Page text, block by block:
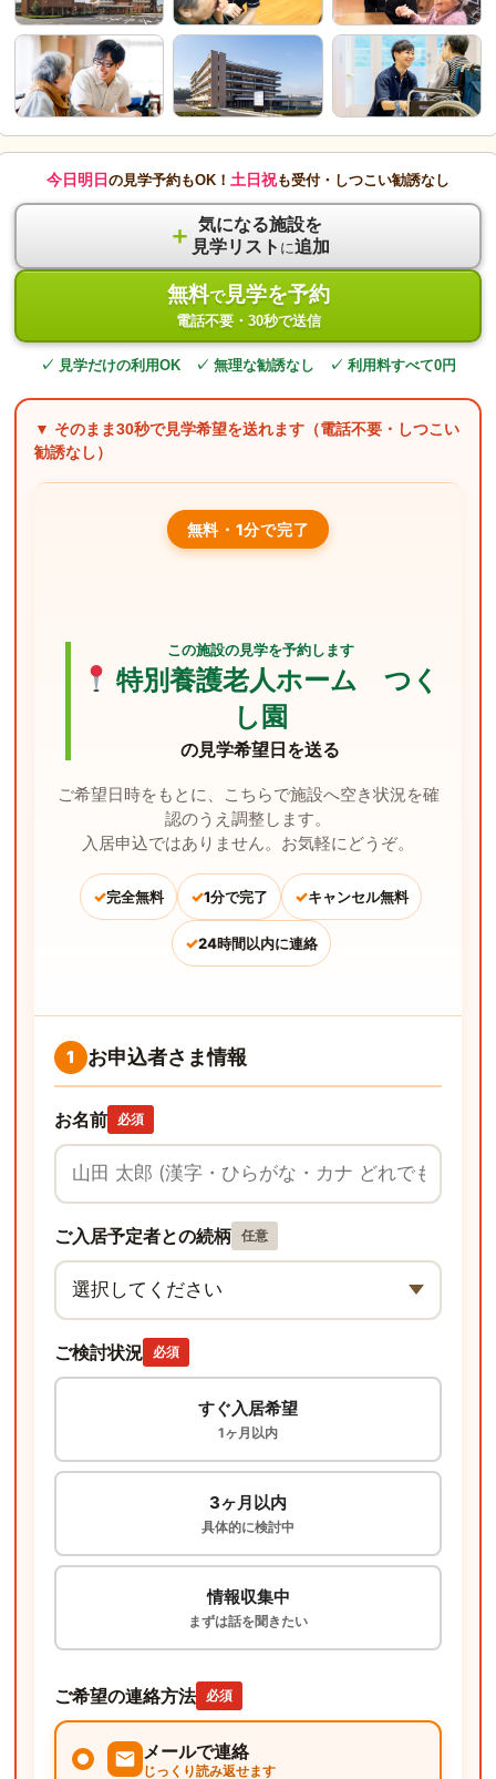
今日明日 の見学予約もOK！ 土日祝も受付・しつこい勧誘なし
＋ 気になる施設を
見学リスト に追加
無料で見学を予約
電話不要・30秒で送信
✓ 見学だけの利用OK ✓ 無理な勧誘なし ✓ 利用料すべて0円
▼ そのまま30秒で見学希望を送れます（電話不要・しつこい
勧誘なし）
無料・1分で完了
この施設の見学を予約します
特別養護老人ホーム つく
し園
の見学希望日を送る
ご希望日時をもとに、こちらで施設へ空き状況を確
認のうえ調整します。
入居申込ではありません。お気軽にどうぞ。
✓完全無料 ✓1分で完了 ✓キャンセル無料
✓24時間以内に連絡
1 お申込者さま情報
お名前 必須
ご入居予定者との続柄 任意
ご検討状況 必須
すぐ入居希望
1ヶ月以内
3ヶ月以内
具体的に検討中
情報収集中
まずは話を聞きたい
ご希望の連絡方法 必須
メールで連絡
じっくり読み返せます